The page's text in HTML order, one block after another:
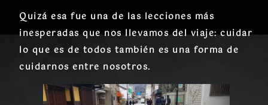
Quizá esa fue una de las lecciones más
inesperadas que nos llevamos del viaje: cuidar
lo que es de todos también es una forma de
cuidarnos entre nosotros.